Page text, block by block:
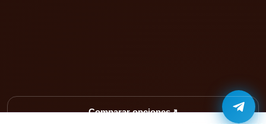
Comparar opciones↗